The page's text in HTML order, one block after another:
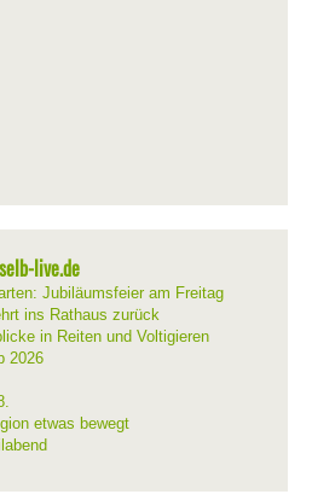
live.de
Jubiläumsfeier am Freitag
ins Rathaus zurück
in Reiten und Voltigieren
2026
etwas bewegt